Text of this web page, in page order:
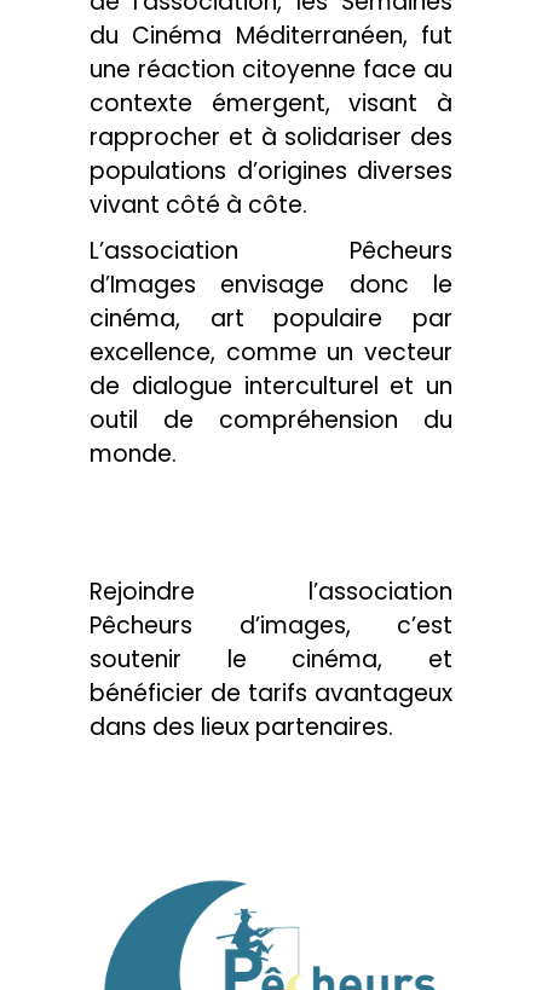
du Cinéma Méditerranéen, fut
une réaction citoyenne face au
contexte émergent, visant à
rapprocher et à solidariser des
populations d’origines diverses
vivant côté à côte.
L’association Pêcheurs
d’Images envisage donc le
cinéma, art populaire par
excellence, comme un vecteur
de dialogue interculturel et un
outil de compréhension du
monde.
Rejoindre l’association
Pêcheurs d’images, c’est
soutenir le cinéma, et
bénéficier de tarifs avantageux
dans des lieux partenaires.